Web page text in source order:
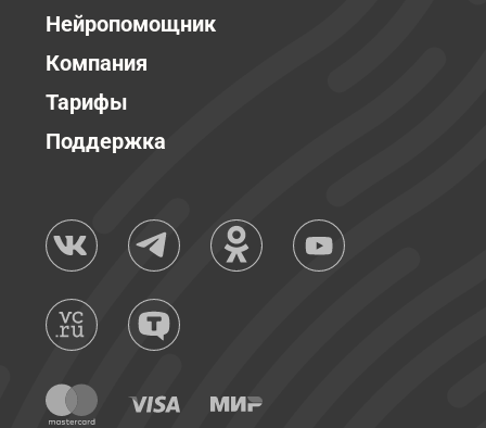
Нейропомощник
Компания
Тарифы
Поддержка